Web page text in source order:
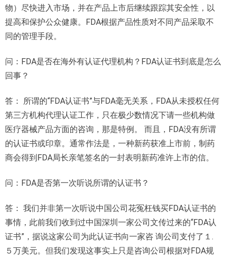
物）尽快进入市场，并在产品上市后继续跟踪其安全性，以
提高和保护公众健康。FDA根据产品性质对不同产品采取不
同的管理手段。
问：FDA是否在海外有认证代理机构？FDA认证书到底是怎么
回事？
答： 所谓的“FDA认证书”与FDA毫无关系，FDA从未授权任何
第三方机构代理认证工作，只在极少数情况下请一些机构做
医疗器械产品方面的咨询，那是特例。 而且，FDA没有所谓
的认证书或印章。通常作法是，一种新药获准上市前，制药
商会得到FDA局长亲笔签名的一封表明新药准许上市的信。
问：FDA是否第一次听说所谓的认证书？
答： 我们并非第一次听说中国公司花冤枉钱买FDA认证书的
事情，此前我们收到过中国深圳一家公司文传过来的“FDA认
证书”，据说这家公司为此认证书向一家咨 询公司支付了１.
５万美元。但我们发现这事实上只是咨询公司根据对FDA规